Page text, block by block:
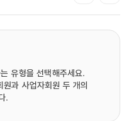
유형을 선택해주세요.
과 사업자회원 두 개의
.